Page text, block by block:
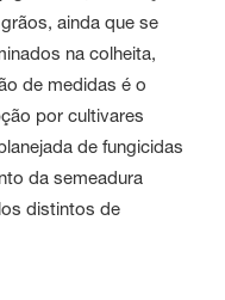
ainda que se
na colheita,
de medidas é o
por cultivares
de fungicidas
da semeadura
distintos de